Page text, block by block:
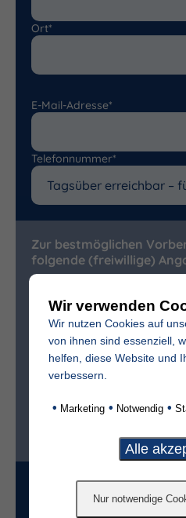
Ort*
E-Mail-Adresse*
Telefonnummer*
Zur bestmöglichen
folgende (freiwillige)
Sterbedatum
Wir verwenden
Wir nutzen Cookies auf
von ihnen sind essenziell,
helfen, diese Website und
verbessern.
• Marketing • Notwendig •